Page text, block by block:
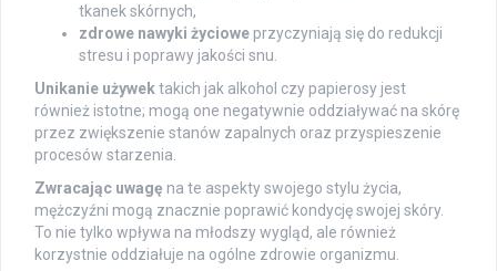
tkanek skórnych,
zdrowe nawyki życiowe przyczyniają się do redukcji
stresu i poprawy jakości snu.
Unikanie używektakich jak alkohol czy papierosy jest
również istotne; mogą one negatywnie oddziaływać na skórę
przez zwiększenie stanów zapalnych oraz przyspieszenie
procesów starzenia.
Zwracając uwagę na te aspekty swojego stylu życia,
mężczyźni mogą znacznie poprawić kondycję swojej skóry.
To nie tylko wpływa na młodszy wygląd, ale również
korzystnie oddziałuje na ogólne zdrowie organizmu.